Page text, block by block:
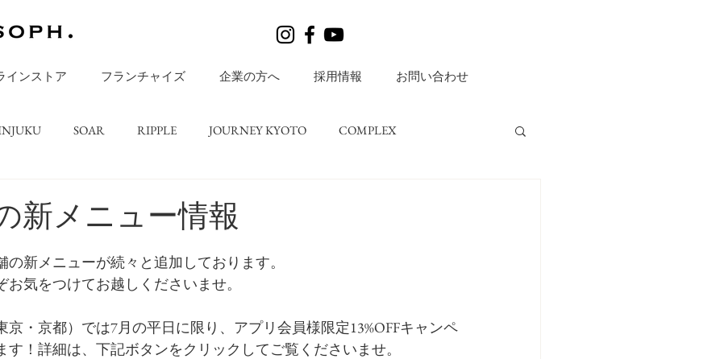
インストア フランチャイズ 企業の方へ 採用情報 お問い合わせ
SOAR RIPPLE JOURNEY KYOTO COMPLEX
新メニュー情報
新メニューが続々と追加しております。
気をつけてお越しくださいませ。
京・京都）では7月の平日に限り、アプリ会員様限定13%OFFキャンペ
す！詳細は、下記ボタンをクリックしてご覧くださいませ。